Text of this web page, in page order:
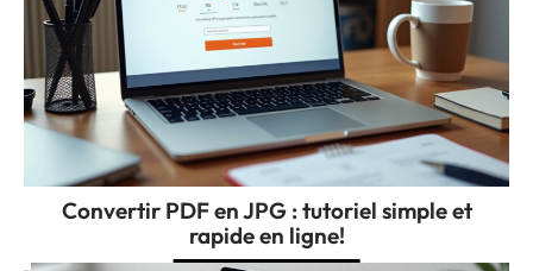
Convertir PDF en JPG : tutoriel simple et
rapide en ligne!